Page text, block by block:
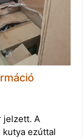
jelzett. A
ezúttal